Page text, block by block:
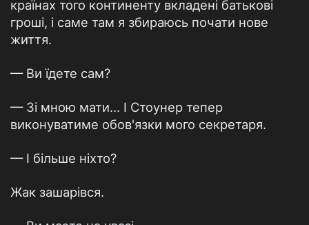
країнах того континенту вкладені батькові
гроші, і саме там я збираюсь почати нове
життя.
— Ви їдете сам?
— Зі мною мати… І Стоунер тепер
виконуватиме обов'язки мого секретаря.
— І більше ніхто?
Жак зашарівся.